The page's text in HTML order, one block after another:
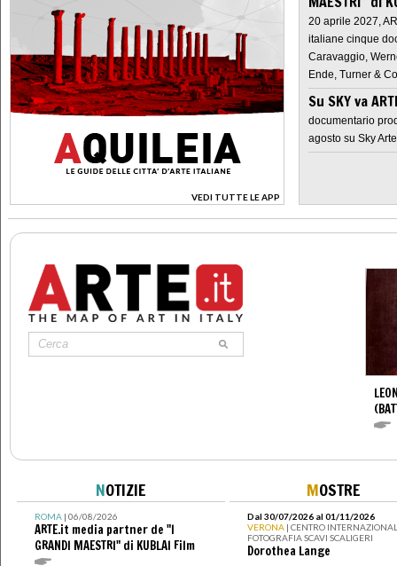
VEDI TUTTE LE APP
>
20 aprile 2027,
italiane cinque
Caravaggio,
Ende, Turner &
Su SKY va
documentario
agosto su Sky Arte
NOTIZIE
ROMA| 06/08/2026
ARTE.it media partner de "I
GRANDI MAESTRI" di KUBLAI Film
MOSTRE
Dal 30/07/2026 al 01/11/2026
VERONA | CENTRO
FOTOGRAFIA SCAVI SCALIGERI
Dorothea Lange